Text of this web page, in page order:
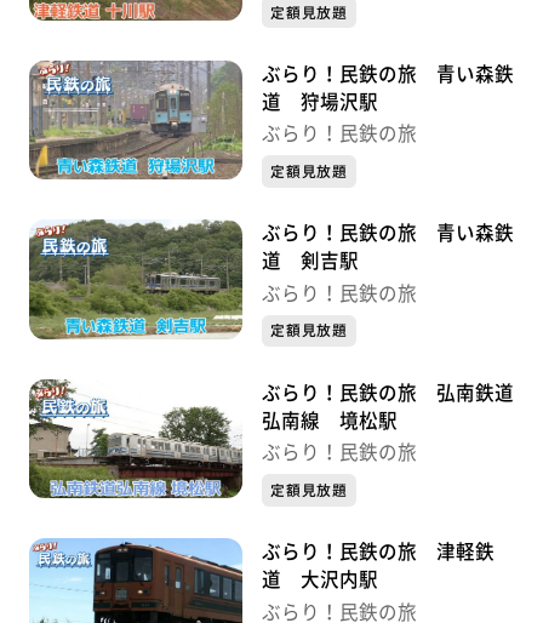
定額見放題
ぶらり！民鉄の旅 青い森鉄
道 狩場沢駅
ぶらり！民鉄の旅
定額見放題
ぶらり！民鉄の旅 青い森鉄
道 剣吉駅
ぶらり！民鉄の旅
定額見放題
ぶらり！民鉄の旅 弘南鉄道
弘南線 境松駅
ぶらり！民鉄の旅
定額見放題
ぶらり！民鉄の旅 津軽鉄
道 大沢内駅
ぶらり！民鉄の旅